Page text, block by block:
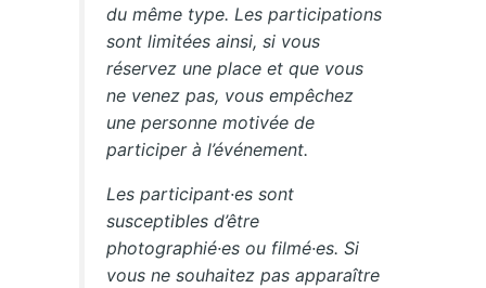
du même type. Les participations
sont limitées ainsi, si vous
réservez une place et que vous
ne venez pas, vous empêchez
une personne motivée de
participer à l’événement.
Les participant·es sont
susceptibles d’être
photographié·es ou filmé·es. Si
vous ne souhaitez pas apparaître